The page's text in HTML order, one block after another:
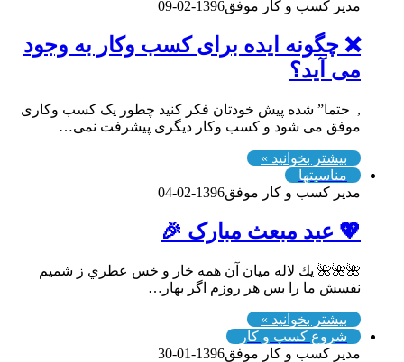
مدیر کسب و کار موفق1396-02-09
❌ چگونه ایده برای کسب وکار به وجود
می آید؟
, حتما” شده پیش خودتان فکر کنید چطور یک کسب وکاری
موفق می شود و کسب وکار دیگری پیشرفت نمی…
بیشتر بخوانید »
مناسبتها
مدیر کسب و کار موفق1396-02-04
💖 عید مبعث مبارک 🎉
🌺🌺🌺 يك لاله ميان آن همه خار و خس عطري ز شميم
نفسش ما را بس هر روزم اگر بهار…
بیشتر بخوانید »
شروع کسب و کار
مدیر کسب و کار موفق1396-01-30